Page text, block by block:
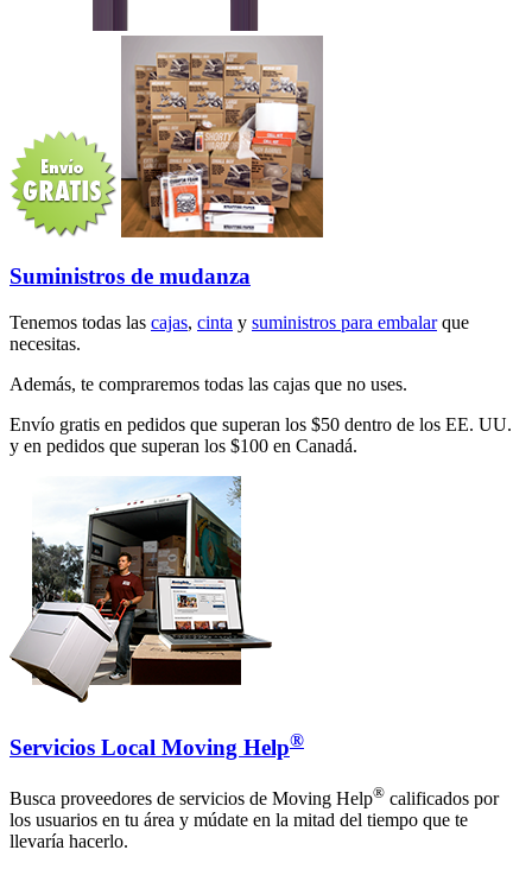
Suministros de mudanza
Tenemos todas las cajas, cinta y suministros para embalarque
necesitas.
Además, te compraremos todas las cajas que no uses.
Envío gratis en pedidos que superan los $50 dentro de los EE. UU.
y en pedidos que superan los $100 en Canadá.
Servicios Local Moving Help®
Busca proveedores de servicios de Moving Help® calificados por
los usuarios en tu área y múdate en la mitad del tiempo que te
llevaría hacerlo.